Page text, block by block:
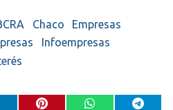
Chaco
Empresas
Infoempresas